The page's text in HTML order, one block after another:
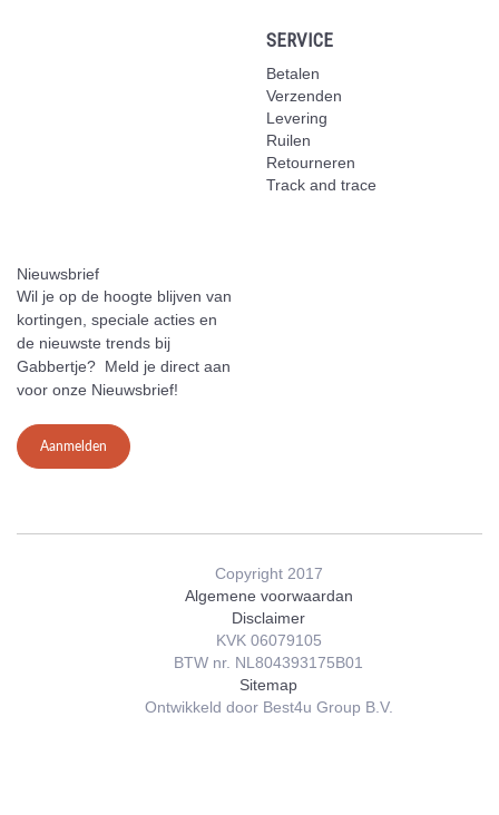
SERVICE
Betalen
Verzenden
Levering
Ruilen
Retourneren
Track and trace
Nieuwsbrief
Wil je op de hoogte blijven van
kortingen, speciale acties en
de nieuwste trends bij
Gabbertje? Meld je direct aan
voor onze Nieuwsbrief!
Aanmelden
Copyright 2017
Algemene voorwaardan
Disclaimer
KVK 06079105
BTW nr. NL804393175B01
Sitemap
Ontwikkeld door Best4u Group B.V.